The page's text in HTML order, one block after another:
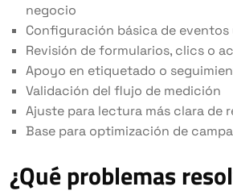
negocio
Configuración básica de
Revisión de formularios, clics o
Apoyo en etiquetado o
Validación del flujo de medición
Ajuste para lectura más clara de
Base para optimización de
¿Qué problemas